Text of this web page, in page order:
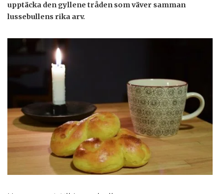
upptäcka den gyllene tråden som väver samman
lussebullens rika arv.